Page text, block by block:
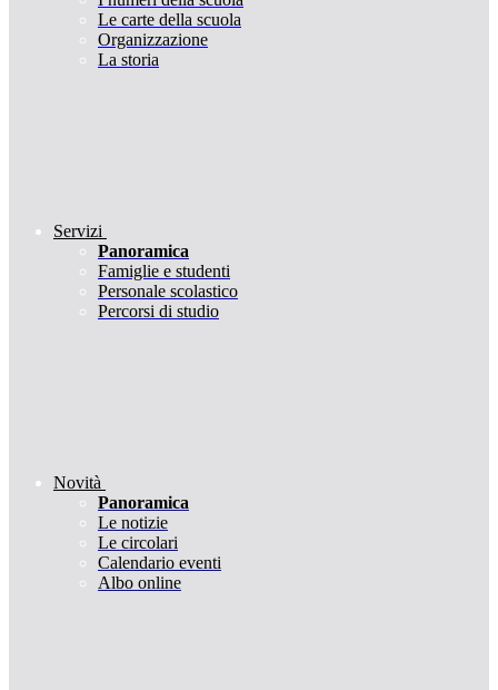
Le carte della scuola
Organizzazione
La storia
Servizi
Panoramica
Famiglie e studenti
Personale scolastico
Percorsi di studio
Novità
Panoramica
Le notizie
Le circolari
Calendario eventi
Albo online